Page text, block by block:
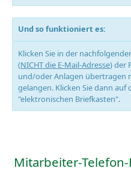
Und so funktioniert es:
Klicken Sie in der
(NICHT die E-Mail-Adresse) der
und/oder Anlagen übertragen
gelangen. Klicken Sie dann auf
"elektronischen Briefkasten".
Mitarbeiter-